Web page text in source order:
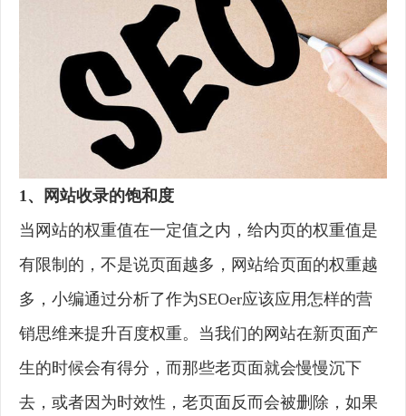
1、网站收录的饱和度
当网站的权重值在一定值之内，给内页的权重值是
有限制的，不是说页面越多，网站给页面的权重越
多，小编通过分析了作为SEOer应该应用怎样的营
销思维来提升百度权重。当我们的网站在新页面产
生的时候会有得分，而那些老页面就会慢慢沉下
去，或者因为时效性，老页面反而会被删除，如果